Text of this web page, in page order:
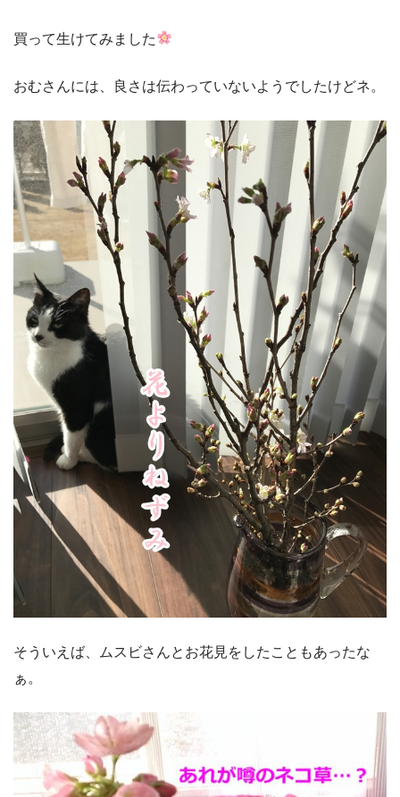
買って生けてみました
おむさんには、良さは伝わっていないようでしたけどネ。
そういえば、ムスビさんとお花見をしたこともあったな
ぁ。